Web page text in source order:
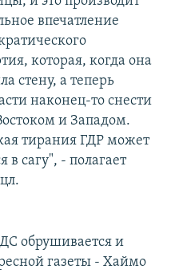
впечатление
которая, когда она
стену, а теперь
наконец-то снести
и Западом.
тирания ГДР может
в сагу", - полагает
обрушивается и
газеты - Хаймо